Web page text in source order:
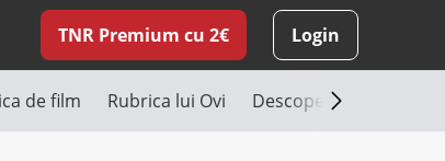
TNR Premium cu 2€ Login
de film Rubrica lui Ovi Descoperă România